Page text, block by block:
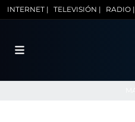
INTERNET | TELEVISIÓN | RADIO |